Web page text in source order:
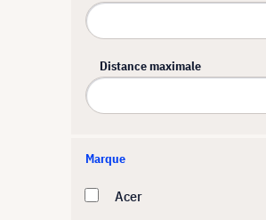
Distance maximale
Marque
Acer